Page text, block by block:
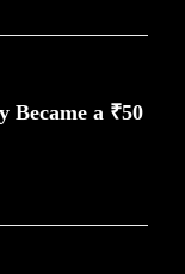
Became a ₹50